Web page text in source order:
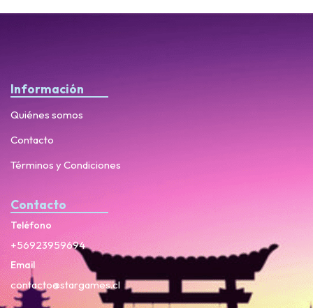
Información
Quiénes somos
Contacto
Términos y Condiciones
Contacto
Teléfono
+56923959694
Email
contacto@stargames.cl